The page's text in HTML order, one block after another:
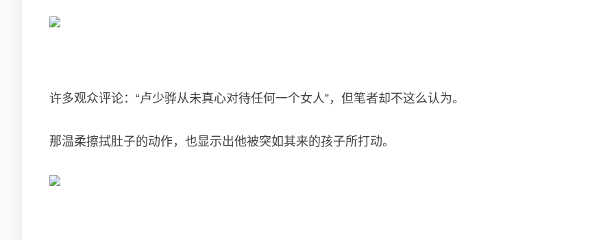
许多观众评论：“卢少骅从未真心对待任何一个女人”，但笔者却不这么认为。
那温柔擦拭肚子的动作，也显示出他被突如其来的孩子所打动。